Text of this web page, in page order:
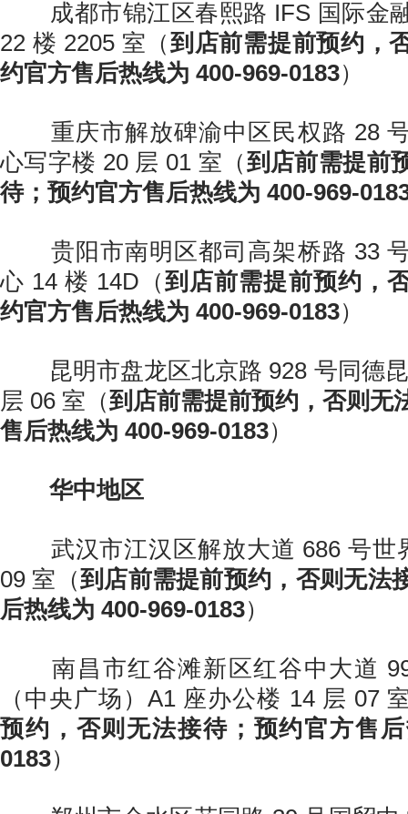
成都市锦江区春熙路 IFS 国际金
22 楼 2205 室（到店前需提前预约，
约官方售后热线为 400-969-0183）
重庆市解放碑渝中区民权路 28
心写字楼 20 层 01 室（到店前需提前
待；预约官方售后热线为 400-969-
贵阳市南明区都司高架桥路 33
心 14 楼 14D（到店前需提前预约，
约官方售后热线为 400-969-0183）
昆明市盘龙区北京路 928 号同德昆
层 06 室（到店前需提前预约，否则无
售后热线为 400-969-0183）
华中地区
武汉市江汉区解放大道 686 号世
09 室（到店前需提前预约，否则无法
后热线为 400-969-0183）
南昌市红谷滩新区红谷中大道
（中央广场）A1 座办公楼 14 层 07
预约，否则无法接待；预约官方售
0183）